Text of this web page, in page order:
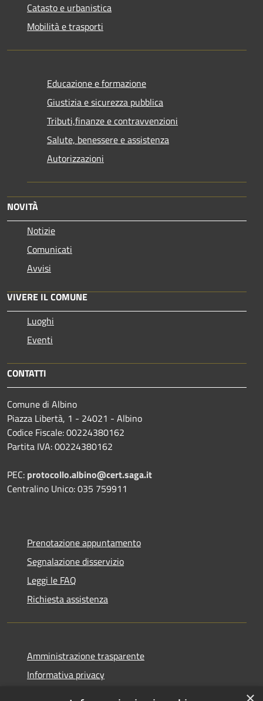
Catasto e urbanistica
Mobilità e trasporti
Educazione e formazione
Giustizia e sicurezza pubblica
Tributi,finanze e contravvenzioni
Salute, benessere e assistenza
Autorizzazioni
NOVITÀ
Notizie
Comunicati
Avvisi
VIVERE IL COMUNE
Luoghi
Eventi
CONTATTI
Comune di Albino
Piazza Libertà, 1 - 24021 - Albino
Codice Fiscale: 00224380162
Partita IVA: 00224380162
PEC: protocollo.albino@cert.saga.it
Centralino Unico: 035 759911
Prenotazione appuntamento
Segnalazione disservizio
Leggi le FAQ
Richiesta assistenza
Amministrazione trasparente
Informativa privacy